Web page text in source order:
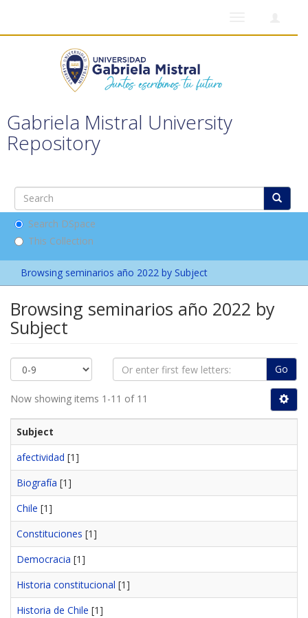
Gabriela Mistral University
Repository
Search DSpace
This Collection
Browsing seminarios año 2022 by Subject
Browsing seminarios año 2022 by
Subject
Go
Now showing items 1-11 of 11
Subject
afectividad [1]
Biografía [1]
Chile [1]
Constituciones [1]
Democracia [1]
Historia constitucional [1]
Historia de Chile [1]